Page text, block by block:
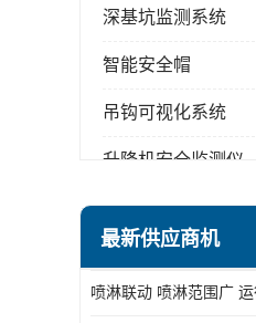
深基坑监测系统
智能安全帽
吊钩可视化系统
升降机安全监测仪
最新供应商机